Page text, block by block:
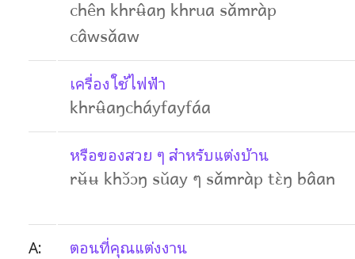
chên khrʉ̂aŋ khrua sǎmràp
câwsǎaw
เครื่องใช้ไฟฟ้า
khrʉ̂aŋcháyfayfáa
หรือของสวย ๆ สำหรับแต่งบ้าน
rʉ̌ʉ khɔ̌ɔŋ sǔay ๆ sǎmràp tɛ̀ŋ bâan
A: ตอนที่คุณแต่งงาน